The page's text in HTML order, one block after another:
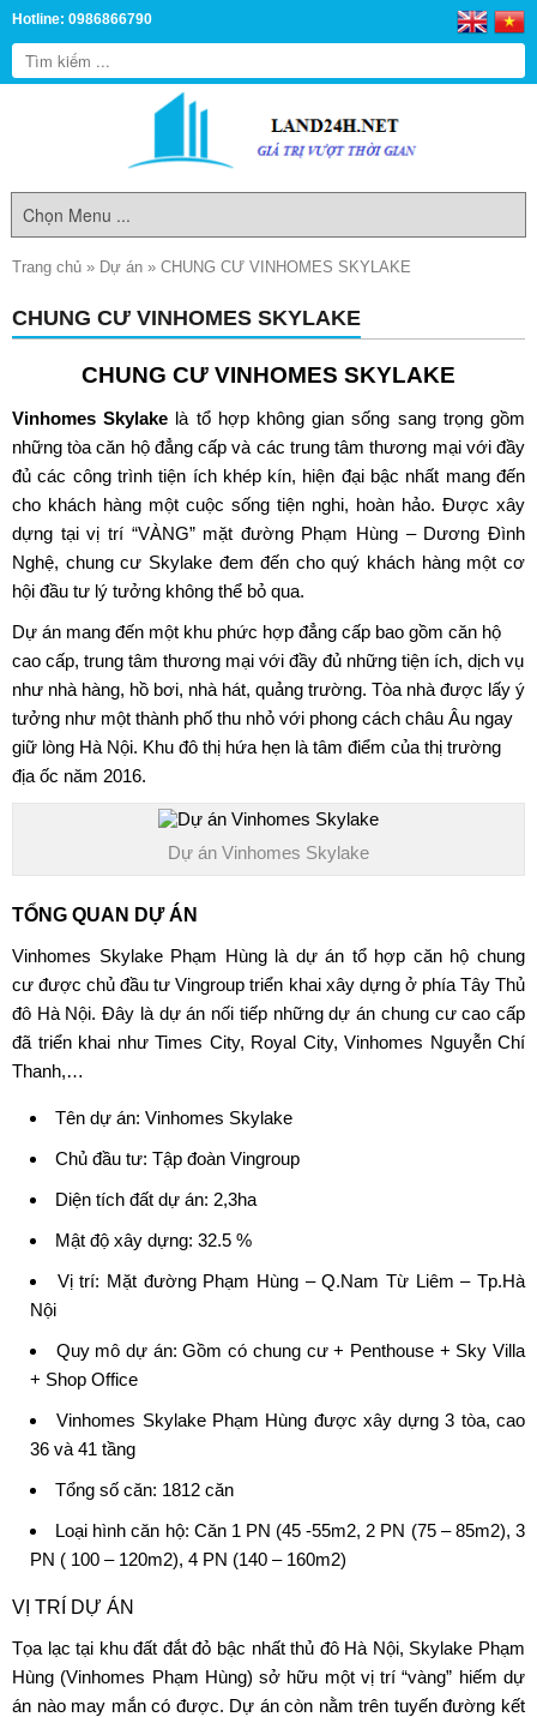
Hotline: 0986866790
Trang chủ » Dự án » CHUNG CƯ VINHOMES SKYLAKE
CHUNG CƯ VINHOMES SKYLAKE
CHUNG CƯ VINHOMES SKYLAKE
Vinhomes Skylake là tổ hợp không gian sống sang trọng gồm
những tòa căn hộ đẳng cấp và các trung tâm thương mại với đầy
đủ các công trình tiện ích khép kín, hiện đại bậc nhất mang đến
cho khách hàng một cuộc sống tiện nghi, hoàn hảo. Được xây
dựng tại vị trí “VÀNG” mặt đường Phạm Hùng – Dương Đình
Nghệ, chung cư Skylake đem đến cho quý khách hàng một cơ
hội đầu tư lý tưởng không thể bỏ qua.
Dự án mang đến một khu phức hợp đẳng cấp bao gồm căn hộ
cao cấp, trung tâm thương mại với đầy đủ những tiện ích, dịch vụ
như nhà hàng, hồ bơi, nhà hát, quảng trường. Tòa nhà được lấy ý
tưởng như một thành phố thu nhỏ với phong cách châu Âu ngay
giữ lòng Hà Nội. Khu đô thị hứa hẹn là tâm điểm của thị trường
địa ốc năm 2016.
Dự án Vinhomes Skylake
TỔNG QUAN DỰ ÁN
Vinhomes Skylake Phạm Hùnglà dự án tổ hợp căn hộ chung
cư được chủ đầu tư Vingroup triển khai xây dựng ở phía Tây Thủ
đô Hà Nội. Đây là dự án nối tiếp những dự án chung cư cao cấp
đã triển khai như Times City, Royal City, Vinhomes Nguyễn Chí
Thanh,…
Tên dự án: Vinhomes Skylake
Chủ đầu tư: Tập đoàn Vingroup
Diện tích đất dự án: 2,3ha
Mật độ xây dựng: 32.5 %
Vị trí: Mặt đường Phạm Hùng – Q.Nam Từ Liêm – Tp.Hà
Nội
Quy mô dự án: Gồm có chung cư + Penthouse + Sky Villa
+ Shop Office
Vinhomes Skylake Phạm Hùng được xây dựng 3 tòa, cao
36 và 41 tầng
Tổng số căn: 1812 căn
Loại hình căn hộ: Căn 1 PN (45 -55m2, 2 PN (75 – 85m2), 3
PN ( 100 – 120m2), 4 PN (140 – 160m2)
VỊ TRÍ DỰ ÁN
Tọa lạc tại khu đất đắt đỏ bậc nhất thủ đô Hà Nội, Skylake Phạm
Hùng (Vinhomes Phạm Hùng) sở hữu một vị trí “vàng” hiếm dự
án nào may mắn có được. Dự án còn nằm trên tuyến đường kết